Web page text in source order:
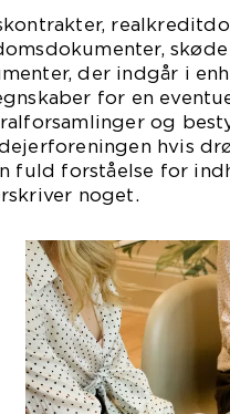
der indgår i
for en
og
hvis
fuld forståelse for
noget.